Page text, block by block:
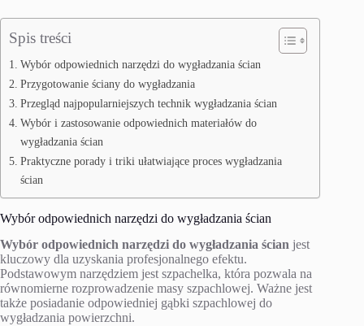
Spis treści
Wybór odpowiednich narzędzi do wygładzania ścian
Przygotowanie ściany do wygładzania
Przegląd najpopularniejszych technik wygładzania ścian
Wybór i zastosowanie odpowiednich materiałów do
wygładzania ścian
Praktyczne porady i triki ułatwiające proces wygładzania
ścian
Wybór odpowiednich narzędzi do wygładzania ścian
Wybór odpowiednich narzędzi do wygładzania ścian jest
kluczowy dla uzyskania profesjonalnego efektu.
Podstawowym narzędziem jest szpachelka, która pozwala na
równomierne rozprowadzenie masy szpachlowej. Ważne jest
także posiadanie odpowiedniej gąbki szpachlowej do
wygładzania powierzchni.